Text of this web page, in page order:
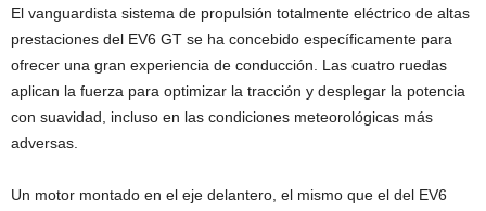
El vanguardista sistema de propulsión totalmente eléctrico de altas
prestaciones del EV6 GT se ha concebido específicamente para
ofrecer una gran experiencia de conducción. Las cuatro ruedas
aplican la fuerza para optimizar la tracción y desplegar la potencia
con suavidad, incluso en las condiciones meteorológicas más
adversas.
Un motor montado en el eje delantero, el mismo que el del EV6